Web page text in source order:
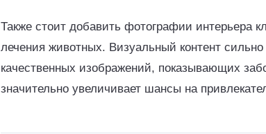
Также стоит добавить фотографии интерьера
лечения животных. Визуальный контент
качественных изображений, показывающих
значительно увеличивает шансы на